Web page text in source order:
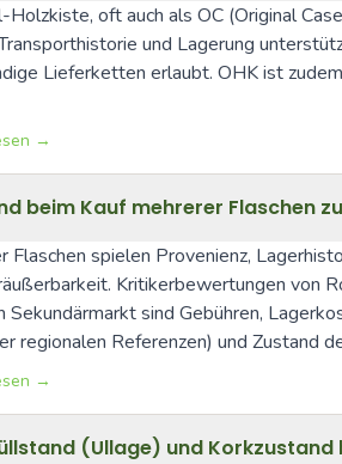
oft auch als OC (Original
und Lagerung
Lieferketten erlaubt. OHK ist
→
beim Kauf mehrerer Flaschen
Flaschen spielen Provenienz,
Kritikerbewertungen von
sind Gebühren,
regionalen Referenzen) und Zustand
→
(Ullage) und